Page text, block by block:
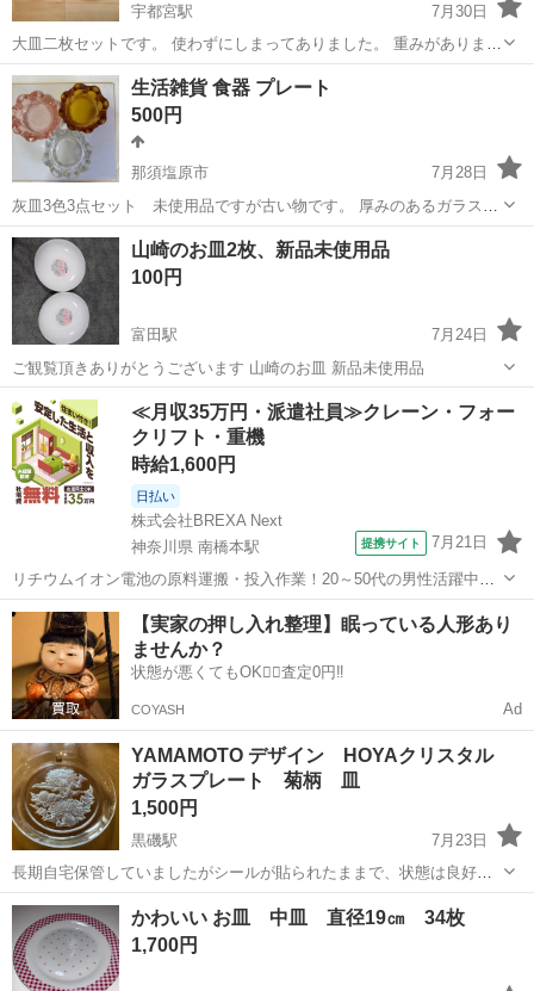
宇都宮駅
7月30日
大皿二枚セットです。 使わずにしまってありました。 重みがありま
す。
栃木 宇都宮市 宇都宮駅 食器
生活雑貨 食器 プレート
500円
那須塩原市
7月28日
灰皿3色3点セット 未使用品ですが古い物です。 厚みのあるガラス制
です。
栃木 那須塩原市 食器 灰皿
山崎のお皿2枚、新品未使用品
100円
富田駅
7月24日
ご観覧頂きありがとうございます 山崎のお皿 新品未使用品
栃木 佐野市 富田駅 食器
≪月収35万円・派遣社員≫クレーン・フォー
クリフト・重機
時給1,600円
日払い
株式会社BREXA Next
神奈川県 南橋本駅
提携サイト 7月21日
リチウムイオン電池の原料運搬・投入作業！20～50代の男性活躍中★
ワンルーム寮完備！赴任旅費会社負担！年間休日130日★フォークリフ
ト免許お持ちの方、活躍中！就業先食堂利用可★《神奈川県相模原
市》 人気の工場のお仕事 ◇電...
神奈川 相模原市 南橋本駅 その他
【実家の押し入れ整理】眠っている人形あり
ませんか？
状態が悪くてもOK🙆‍♀️査定0円‼️
COYASH Ad
YAMAMOTO デザイン HOYAクリスタル
ガラスプレート 菊柄 皿
1,500円
黒磯駅
7月23日
長期自宅保管していましたがシールが貼られたままで、状態は良好で
す。 未使用かもしれませんが不明です。 表面を水拭きしました。 直
径21センチ程度です。 お取引場所 那須サファリパーク前でお願いい
たします。 ジモ...
栃木 那須郡 黒磯駅 食器 HOYA
かわいい お皿 中皿 直径19㎝ 34枚
1,700円